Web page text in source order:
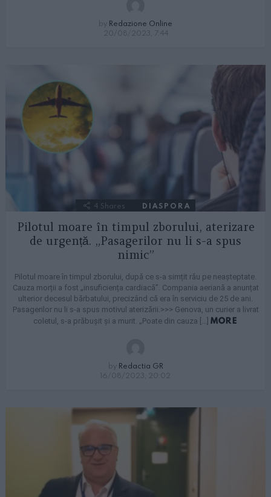
by Redazione Online
20/08/2023, 7:44
4 Shares DIASPORA
Pilotul moare în timpul zborului, aterizare
de urgență. „Pasagerilor nu li s-a spus
nimic”
Pilotul moare în timpul zborului, după ce s-a simțit rău pe neașteptate.
Cauza morții a fost „insuficiența cardiacă”. Compania aeriană a anunțat
ulterior decesul bărbatului, precizând că era în serviciu de 25 de ani.
Pasagerilor nu li s-a spus motivul aterizării.>>> Genova, un curier a livrat
coletul, s-a prăbușit și a murit. „Poate din cauza […] MORE
by Redactia GR
16/08/2023, 20:02